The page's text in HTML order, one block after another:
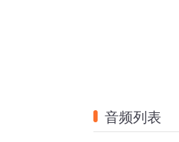
音频列表